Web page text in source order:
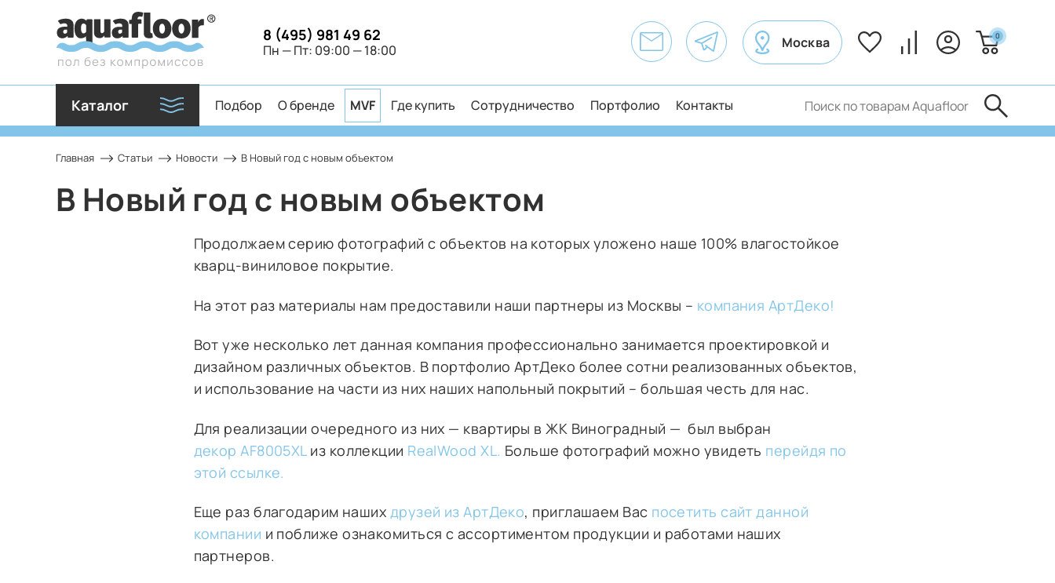
8 (495) 981 49 62
Пн — Пт: 09:00 — 18:00 Москва 0
Каталог Подбор О бренде MVF Где купить Сотрудничество Портфолио Контакты
Главная Статьи Новости В Новый год с новым объектом
В Новый год с новым объектом
Продолжаем серию фотографий с объектов на которых уложено наше 100% влагостойкое
кварц-виниловое покрытие.
На этот раз материалы нам предоставили наши партнеры из Москвы – компания АртДеко!
Вот уже несколько лет данная компания профессионально занимается проектировкой и
дизайном различных объектов. В портфолио АртДеко более сотни реализованных объектов,
и использование на части из них наших напольный покрытий – большая честь для нас.
Для реализации очередного из них — квартиры в ЖК Виноградный — был выбран
декор AF8005XLиз коллекции RealWood XL. Больше фотографий можно увидеть перейдя по
этой ссылке.
Еще раз благодарим наших друзей из АртДеко, приглашаем Вас посетить сайт данной
компании и поближе ознакомиться с ассортиментом продукции и работами наших
партнеров.